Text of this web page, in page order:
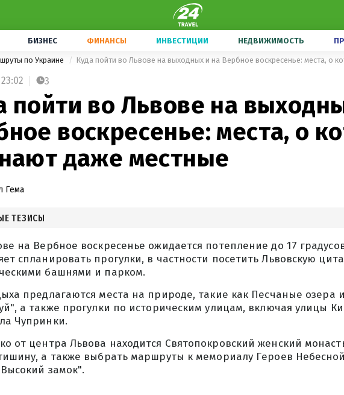
БИЗНЕС ФИНАНСЫ ИНВЕСТИЦИИ НЕДВИЖИМОСТЬ
по Украине
23:02 3
пойти во Львове на
воскресенье: места, о
даже местные
Гема
ТЕЗИСЫ
на Вербное воскресенье ожидается потепление до 17
спланировать прогулки, в частности посетить Львовскую
башнями и парком.
предлагаются места на природе, такие как Песчаные озера
а также прогулки по историческим улицам, включая улицы
Чупринки.
от центра Львова находится Святопокровский женский
а также выбрать маршруты к мемориалу Героев
замок".